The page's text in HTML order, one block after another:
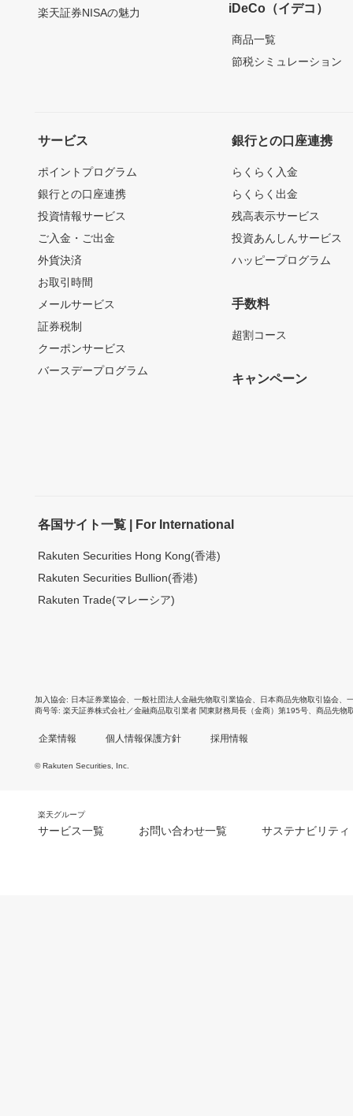
楽天証券NISAの魅力
iDeCo（イデコ）
商品一覧
節税シミュレーション
サービス
ポイントプログラム
銀行との口座連携
投資情報サービス
ご入金・ご出金
外貨決済
お取引時間
メールサービス
証券税制
クーポンサービス
バースデープログラム
銀行との口座連携
らくらく入金
らくらく出金
残高表示サービス
投資あんしんサービス
ハッピープログラム
手数料
超割コース
キャンペーン
各国サイト一覧 | For International
Rakuten Securities Hong Kong(香港)
Rakuten Securities Bullion(香港)
Rakuten Trade(マレーシア)
加入協会 日本証券業協会 一般社団法人金融先物取引業協会 日本商品先物取引協会
商号等 楽天証券株式会社／金融商品取引業者 関東財務局長（金商）第195号、商品先物
企業情報 個人情報保護方針 採用情報
© Rakuten Securities, Inc.
楽天グループ
サービス一覧 お問い合わせ一覧 サステナビリティ